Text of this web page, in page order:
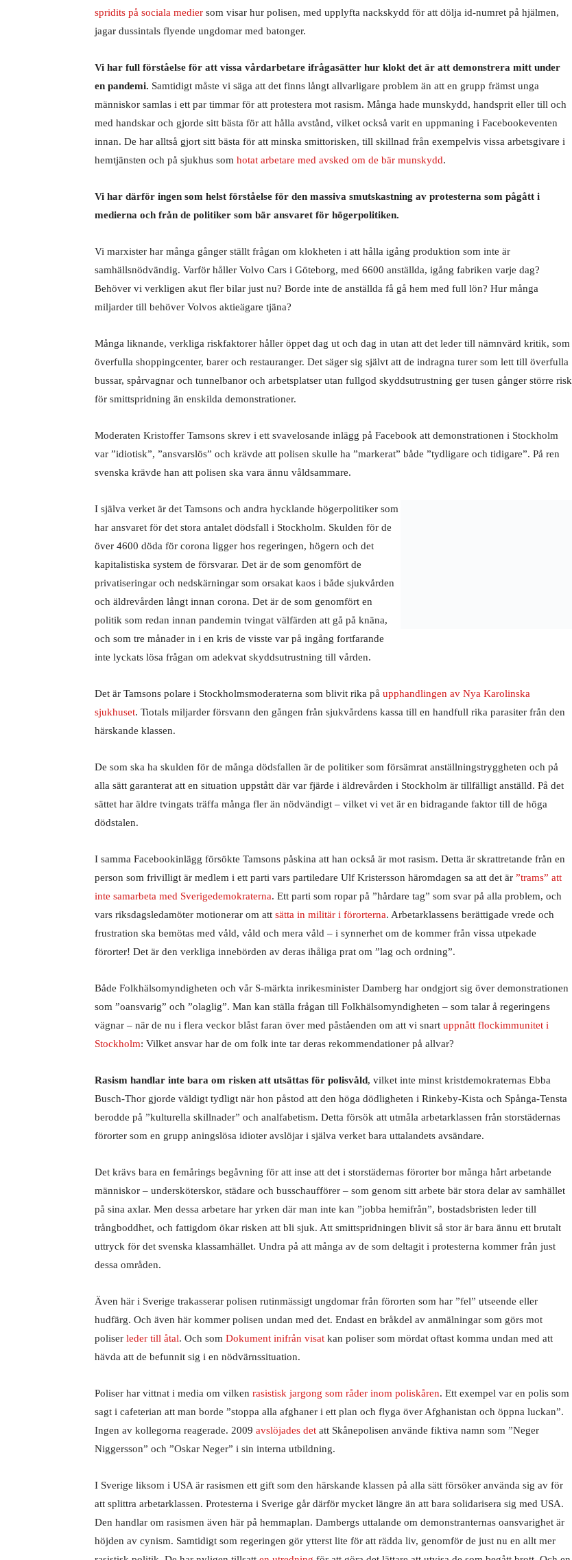
spridits på sociala medier som visar hur polisen, med upplyfta nackskydd för att dölja id-numret på hjälmen,
jagar dussintals flyende ungdomar med batonger.
Vi har full förståelse för att vissa vårdarbetare ifrågasätter hur klokt det är att demonstrera mitt under
en pandemi. Samtidigt måste vi säga att det finns långt allvarligare problem än att en grupp främst unga
människor samlas i ett par timmar för att protestera mot rasism. Många hade munskydd, handsprit eller till och
med handskar och gjorde sitt bästa för att hålla avstånd, vilket också varit en uppmaning i Facebookeventen
innan. De har alltså gjort sitt bästa för att minska smittorisken, till skillnad från exempelvis vissa arbetsgivare i
hemtjänsten och på sjukhus som hotat arbetare med avsked om de bär munskydd.
Vi har därför ingen som helst förståelse för den massiva smutskastning av protesterna som pågått i
medierna och från de politiker som bär ansvaret för högerpolitiken.
Vi marxister har många gånger ställt frågan om klokheten i att hålla igång produktion som inte är
samhällsnödvändig. Varför håller Volvo Cars i Göteborg, med 6600 anställda, igång fabriken varje dag?
Behöver vi verkligen akut fler bilar just nu? Borde inte de anställda få gå hem med full lön? Hur många
miljarder till behöver Volvos aktieägare tjäna?
Många liknande, verkliga riskfaktorer håller öppet dag ut och dag in utan att det leder till nämnvärd kritik, som
överfulla shoppingcenter, barer och restauranger. Det säger sig självt att de indragna turer som lett till överfulla
bussar, spårvagnar och tunnelbanor och arbetsplatser utan fullgod skyddsutrustning ger tusen gånger större risk
för smittspridning än enskilda demonstrationer.
Moderaten Kristoffer Tamsons skrev i ett svavelosande inlägg på Facebook att demonstrationen i Stockholm
var ”idiotisk”, ”ansvarslös” och krävde att polisen skulle ha ”markerat” både ”tydligare och tidigare”. På ren
svenska krävde han att polisen ska vara ännu våldsammare.
I själva verket är det Tamsons och andra hycklande högerpolitiker som
har ansvaret för det stora antalet dödsfall i Stockholm. Skulden för de
över 4600 döda för corona ligger hos regeringen, högern och det
kapitalistiska system de försvarar. Det är de som genomfört de
privatiseringar och nedskärningar som orsakat kaos i både sjukvården
och äldrevården långt innan corona. Det är de som genomfört en
politik som redan innan pandemin tvingat välfärden att gå på knäna,
och som tre månader in i en kris de visste var på ingång fortfarande
inte lyckats lösa frågan om adekvat skyddsutrustning till vården.
Det är Tamsons polare i Stockholmsmoderaterna som blivit rika på upphandlingen av Nya Karolinska
sjukhuset. Tiotals miljarder försvann den gången från sjukvårdens kassa till en handfull rika parasiter från den
härskande klassen.
De som ska ha skulden för de många dödsfallen är de politiker som försämrat anställningstryggheten och på
alla sätt garanterat att en situation uppstått där var fjärde i äldrevården i Stockholm är tillfälligt anställd. På det
sättet har äldre tvingats träffa många fler än nödvändigt – vilket vi vet är en bidragande faktor till de höga
dödstalen.
I samma Facebookinlägg försökte Tamsons påskina att han också är mot rasism. Detta är skrattretande från en
person som frivilligt är medlem i ett parti vars partiledare Ulf Kristersson häromdagen sa att det är ”trams” att
inte samarbeta med Sverigedemokraterna. Ett parti som ropar på ”hårdare tag” som svar på alla problem, och
vars riksdagsledamöter motionerar om att sätta in militär i förorterna. Arbetarklassens berättigade vrede och
frustration ska bemötas med våld, våld och mera våld – i synnerhet om de kommer från vissa utpekade
förorter! Det är den verkliga innebörden av deras ihåliga prat om ”lag och ordning”.
Både Folkhälsomyndigheten och vår S-märkta inrikesminister Damberg har ondgjort sig över demonstrationen
som ”oansvarig” och ”olaglig”. Man kan ställa frågan till Folkhälsomyndigheten – som talar å regeringens
vägnar – när de nu i flera veckor blåst faran över med påståenden om att vi snart uppnått flockimmunitet i
Stockholm: Vilket ansvar har de om folk inte tar deras rekommendationer på allvar?
Rasism handlar inte bara om risken att utsättas för polisvåld, vilket inte minst kristdemokraternas Ebba
Busch-Thor gjorde väldigt tydligt när hon påstod att den höga dödligheten i Rinkeby-Kista och Spånga-Tensta
berodde på ”kulturella skillnader” och analfabetism. Detta försök att utmåla arbetarklassen från storstädernas
förorter som en grupp aningslösa idioter avslöjar i själva verket bara uttalandets avsändare.
Det krävs bara en femårings begåvning för att inse att det i storstädernas förorter bor många hårt arbetande
människor – undersköterskor, städare och busschaufförer – som genom sitt arbete bär stora delar av samhället
på sina axlar. Men dessa arbetare har yrken där man inte kan ”jobba hemifrån”, bostadsbristen leder till
trångboddhet, och fattigdom ökar risken att bli sjuk. Att smittspridningen blivit så stor är bara ännu ett brutalt
uttryck för det svenska klassamhället. Undra på att många av de som deltagit i protesterna kommer från just
dessa områden.
Även här i Sverige trakasserar polisen rutinmässigt ungdomar från förorten som har ”fel” utseende eller
hudfärg. Och även här kommer polisen undan med det. Endast en bråkdel av anmälningar som görs mot
poliser leder till åtal. Och som Dokument inifrån visat kan poliser som mördat oftast komma undan med att
hävda att de befunnit sig i en nödvärnssituation.
Poliser har vittnat i media om vilken rasistisk jargong som råder inom poliskåren. Ett exempel var en polis som
sagt i cafeterian att man borde ”stoppa alla afghaner i ett plan och flyga över Afghanistan och öppna luckan”.
Ingen av kollegorna reagerade. 2009 avslöjades det att Skånepolisen använde fiktiva namn som ”Neger
Niggersson” och ”Oskar Neger” i sin interna utbildning.
I Sverige liksom i USA är rasismen ett gift som den härskande klassen på alla sätt försöker använda sig av för
att splittra arbetarklassen. Protesterna i Sverige går därför mycket längre än att bara solidarisera sig med USA.
Den handlar om rasismen även här på hemmaplan. Dambergs uttalande om demonstranternas oansvarighet är
höjden av cynism. Samtidigt som regeringen gör ytterst lite för att rädda liv, genomför de just nu en allt mer